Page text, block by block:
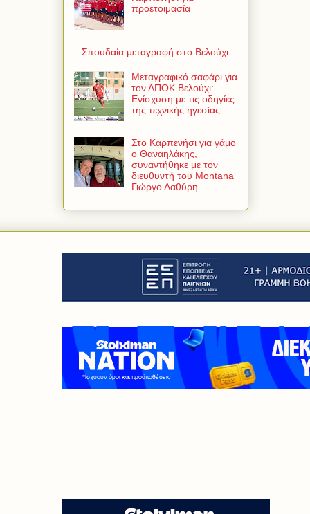
προετοιμασία
Σπουδαία μεταγραφή στο Βελούχι
Μεταγραφικό σαφάρι για
τον ΑΠΟΚ Βελούχι:
Ενίσχυση με τις οδηγίες
της τεχνικής ηγεσίας
Στο Καρπενήσι για γάμο
ο Θαναηλάκης,
συναντήθηκε με τον
διευθυντή του Montana
Γιώργο Λαθύρη